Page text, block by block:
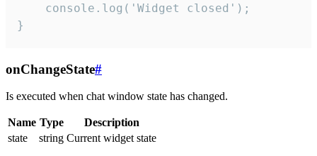
    console.log('Widget closed');
}
onChangeState#
Is executed when chat window state has changed.
Name Type
Description
state
string Current widget state